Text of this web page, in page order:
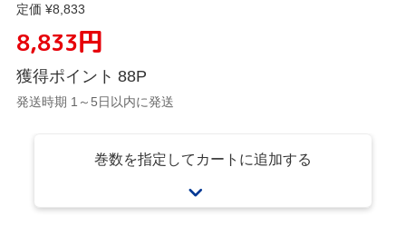
定価 ¥8,833
8,833円
獲得ポイント 88P
発送時期 1～5日以内に発送
巻数を指定してカートに追加する